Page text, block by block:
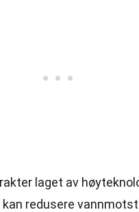
laget av
redusere